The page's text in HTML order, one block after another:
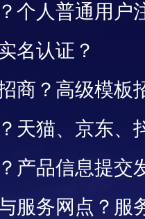
个人普通用户
名认证？
商？高级模板
天猫、京东、
产品信息提交
服务网点？服